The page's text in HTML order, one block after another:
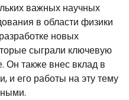
важных научных
в области физики
новых
сыграли ключевую
Он также внес вклад в
и его работы на эту тему